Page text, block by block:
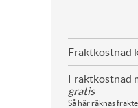
Fraktkostnad
Fraktkostnad
gratis
Så här räknas